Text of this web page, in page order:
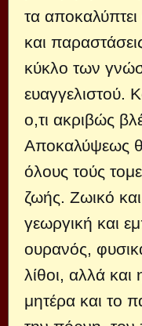
τα
και
κύκλο των
ευαγγελιστού.
ο,τι ακριβώς
Αποκαλύψεως
όλους τούς
ζωής. Ζωικό και
γεωργική και
ουρανός,
λίθοι, αλλά
μητέρα και το